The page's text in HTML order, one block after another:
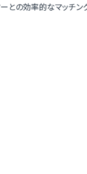
との効率的なマッチン